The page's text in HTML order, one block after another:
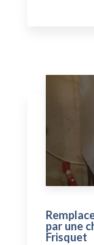
par une
Frisquet